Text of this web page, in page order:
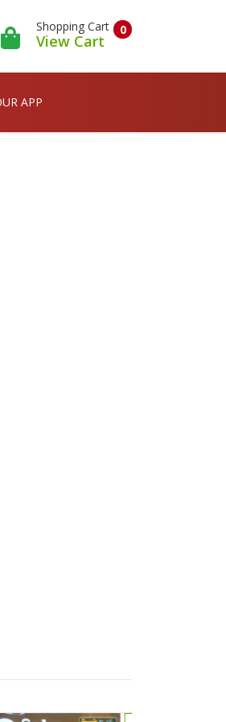
0
Shopping Cart
View Cart
APP